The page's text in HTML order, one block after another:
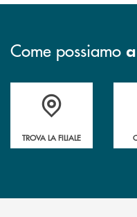
Come possiamo
Accedi all' elenco
TROVA LA FILIALE